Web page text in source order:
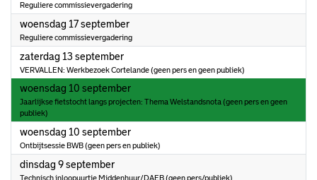
Reguliere commissievergadering
woensdag 17 september2025
Reguliere commissievergadering
zaterdag 13 september2025
VERVALLEN: Werkbezoek Cortelande (geen pers en geen publiek)
woensdag 10 september2025
Jaarlijkse fietstocht langs projecten: Thema Welstandsnota (geen pers en geen
publiek)
woensdag 10 september2025
Ontbijtsessie BWB (geen pers en publiek)
dinsdag 9 september2025
Technisch inloopuurtje Middenhuur/DAEB (geen pers/publiek)